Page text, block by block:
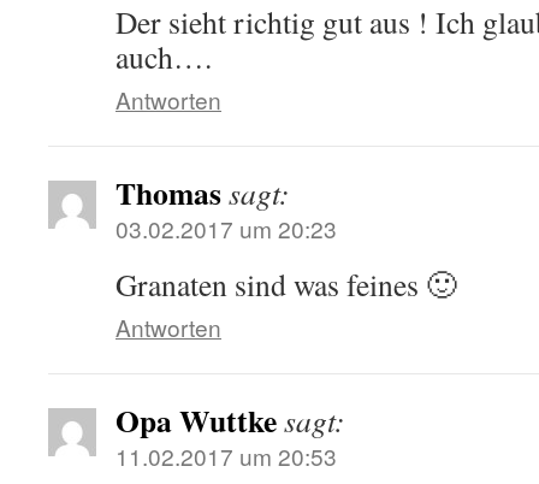
Der sieht richtig gut aus ! Ich
auch….
Antworten
Thomassagt:
03.02.2017 um 20:23
Granaten sind was feines 🙂
Antworten
Opa Wuttkesagt:
11.02.2017 um 20:53